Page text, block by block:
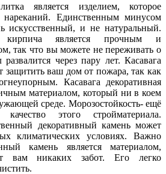
является изделием, которое
нареканий. Единственным минусом
искусственный, и не натуральный.
кирпича является прочным и
так что вы можете не переживать о
через пару лет. Касавага
защитить ваш дом от пожара, так как
Касавага декоративная
материалом, который ни в коем
среде. Морозостойкость- ещё
этого стройматериала.
декоративный камень может
климатических условиях. Важно
камень является материалом,
вам никаких забот. Его легко